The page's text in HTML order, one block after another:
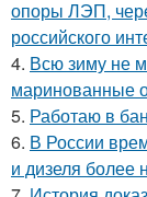
опоры ЛЭП,
российского
4. Всю зиму не
маринованные
5. Работаю в
6. В России
и дизеля более